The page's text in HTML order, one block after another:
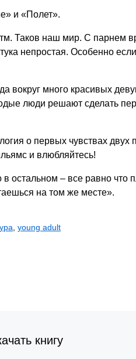
и «Полет».
Таков наш мир. С парнем
непростая. Особенно
вокруг много красивых
люди решают сделать
о первых чувствах двух
и влюбляйтесь!
остальном – все равно что
на том же месте».
young adult
книгу